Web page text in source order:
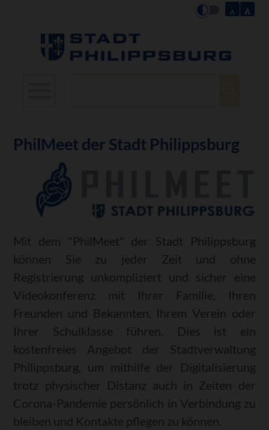
PhilMeet der Stadt Philippsburg
Mit dem "PhilMeet" der Stadt Philippsburg
können Sie zu jeder Zeit und ohne
Registrierung unkompliziert und sicher eine
Videokonferenz mit Ihrer Familie, Ihren
Freunden und Bekannten, Ihrem Verein oder
Ihrer Schulklasse führen. Dies ist ein
kostenfreies Angebot der Stadtverwaltung
Philippsburg, um mithilfe der Digitalisierung
trotz physischer Distanz auch in Zeiten der
Corona-Pandemie persönlich in Verbindung zu
bleiben und Kontakte pflegen zu können.